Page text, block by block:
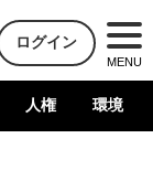
ログイン
MENU
人権 環境